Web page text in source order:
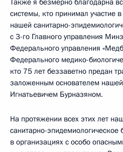
системы, кто принимал участие
нашей санитарно-
с 3-го Главного управления
Федерального управления
Федерального медико-
кто 75 лет беззаветно предан
заложенным основателем
Игнатьевичем Бурназяном.
На протяжении всех этих лет
санитарно-эпидемиологическое
в организациях с особо